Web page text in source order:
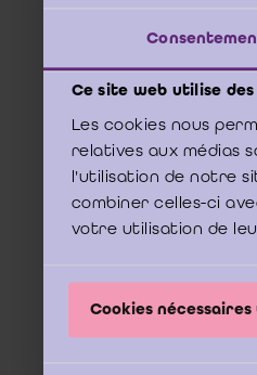
Ce site web utilise
Les cookies nous
relatives aux médias
l'utilisation de notre
combiner celles-ci
votre utilisation de
Cookies